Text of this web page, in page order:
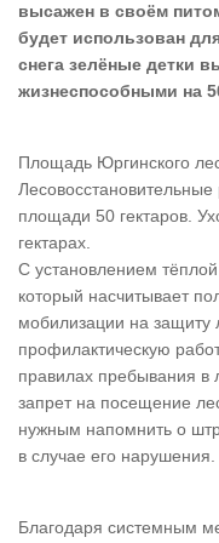
высажен в своём
будет использован
снега зелёные детки
жизнеспособными на
Площадь Юргинского
площади 50 гектаров.
гектарах.
С установлением
который насчитывает
мобилизации на защиту
профилактическую
правилах пребывания в
запрет на посещение
нужным напомнить о
в случае его нарушения.
Благодаря системным